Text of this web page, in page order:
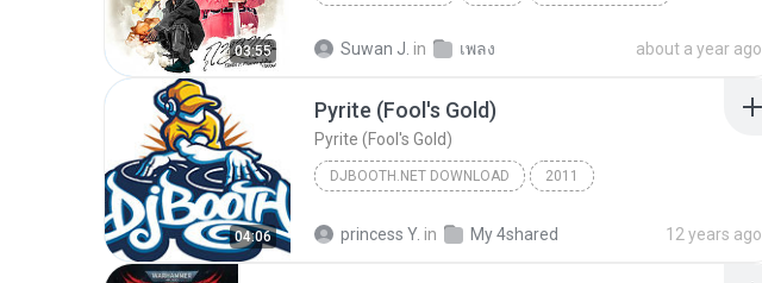
03:55 Suwan J. in เพลง about a year ago
04:06
Pyrite (Fool's Gold)
Pyrite (Fool's Gold)
DJBOOTH.NET DOWNLOAD 2011
princess Y. in My 4shared 12 years ago